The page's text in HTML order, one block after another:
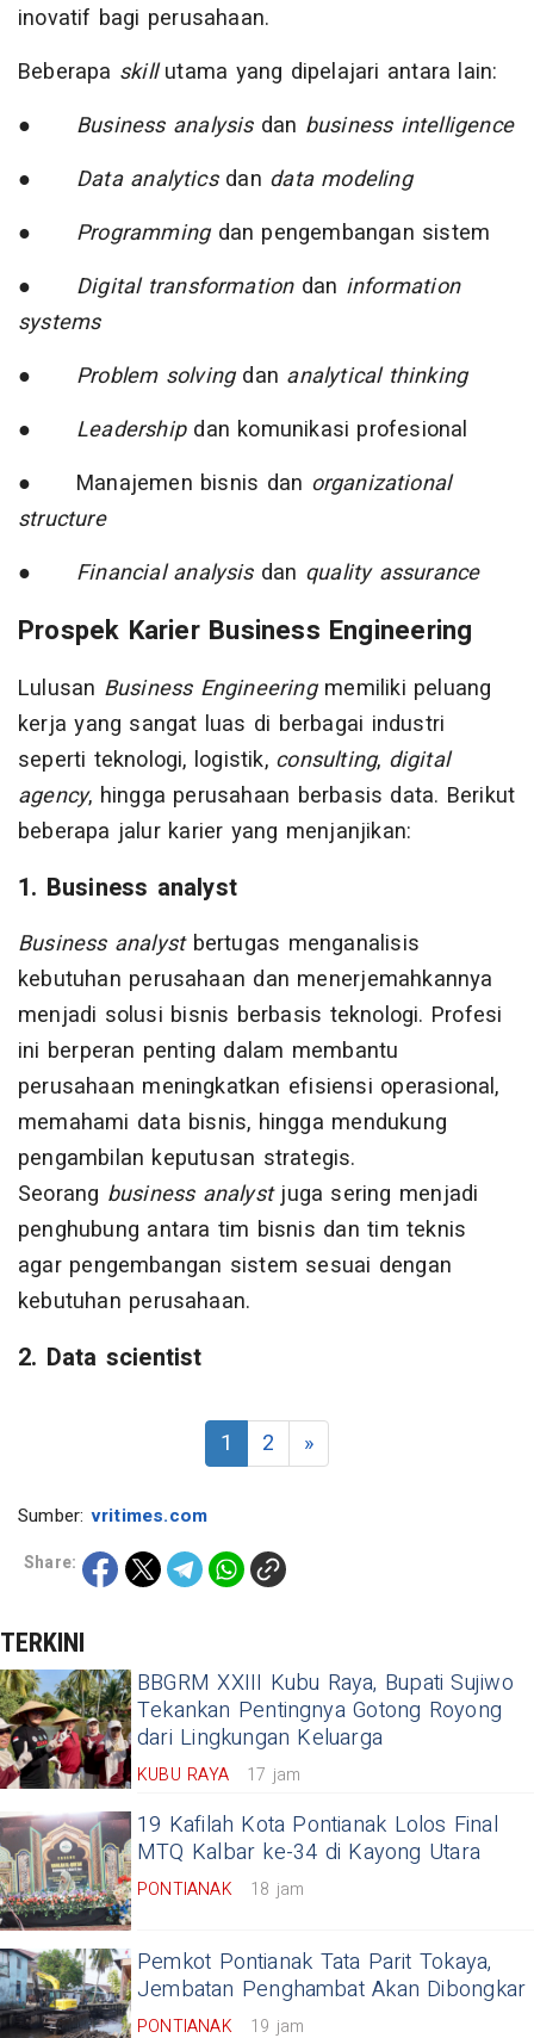
inovatif bagi perusahaan.
Beberapa skillutama yang dipelajari antara lain:
● Business analysis dan business intelligence
● Data analytics dan data modeling
● Programming dan pengembangan sistem
● Digital transformation dan information
systems
● Problem solving dan analytical thinking
● Leadershipdan komunikasi profesional
● Manajemen bisnis dan organizational
structure
● Financial analysis dan quality assurance
Prospek Karier Business Engineering
Lulusan Business Engineering memiliki peluang
kerja yang sangat luas di berbagai industri
seperti teknologi, logistik, consulting, digital
agency, hingga perusahaan berbasis data. Berikut
beberapa jalur karier yang menjanjikan:
1. Business analyst
Business analyst bertugas menganalisis
kebutuhan perusahaan dan menerjemahkannya
menjadi solusi bisnis berbasis teknologi. Profesi
ini berperan penting dalam membantu
perusahaan meningkatkan efisiensi operasional,
memahami data bisnis, hingga mendukung
pengambilan keputusan strategis.
Seorang business analystjuga sering menjadi
penghubung antara tim bisnis dan tim teknis
agar pengembangan sistem sesuai dengan
kebutuhan perusahaan.
2. Data scientist
1 2 »
Sumber:vritimes.com
Share:
TERKINI
BBGRM XXIII Kubu Raya, Bupati Sujiwo
Tekankan Pentingnya Gotong Royong
dari Lingkungan Keluarga
KUBU RAYA 17 jam
19 Kafilah Kota Pontianak Lolos Final
MTQ Kalbar ke-34 di Kayong Utara
PONTIANAK 18 jam
Pemkot Pontianak Tata Parit Tokaya,
Jembatan Penghambat Akan Dibongkar
PONTIANAK 19 jam